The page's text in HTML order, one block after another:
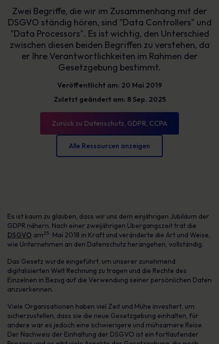
Zwei Begriffe, die wir im Zusammenhang mit der
DSGVO ständig hören, sind "Data Controllers" und
"Data Processors". Es ist wichtig, den Unterschied
zwischen diesen beiden Begriffen zu verstehen, da
er Ihre Verantwortlichkeiten im Rahmen der
Gesetzgebung bestimmt.
Veröffentlicht am: 20 Mai 2019
Zuletzt geändert am: 8 Sep. 2025
Zurück zu Datenschutz, GDPR, CCPA
Alle Ressourcen anzeigen
Es ist kaum zu glauben, dass wir uns dem einjährigen Jubiläum der
GDPR nähern. Nach einer zweijährigen Übergangszeit trat die
DSGVO am25. Mai 2018 in Kraft und veränderte die Art und Weise,
wie Unternehmen an den Datenschutz herangehen, vollständig.
Das Gesetz wurde eingeführt, um unserer zunehmend
digitalisierten Welt Rechnung zu tragen und die Rechte des
Einzelnen in Bezug auf die Verwendung seiner persönlichen Daten
anzuerkennen.
Viele Organisationen haben viel Zeit und Mühe investiert, um
sicherzustellen, dass sie die neue Gesetzgebung einhalten, für
andere war es jedoch eine schwierigere und mühsamere Reise.
Der Nachweis der Einhaltung der DSGVO ist ein fortlaufender